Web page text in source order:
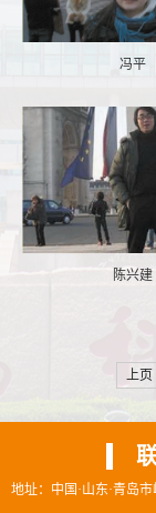
冯平
陈兴建
上页
地址：中国·山东·青岛